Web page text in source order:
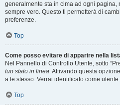
generalmente sta in cima ad ogni pagina,
sempre vero. Questo ti permetterà di
preferenze.
Top
Come posso evitare di apparire nella
Nel Pannello di Controllo Utente, sotto
tuo stato in linea. Attivando questa
a te stesso. Verrai identificato come
Top